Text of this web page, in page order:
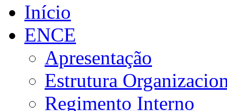
Início
ENCE
Apresentação
Estrutura
Regimento Interno